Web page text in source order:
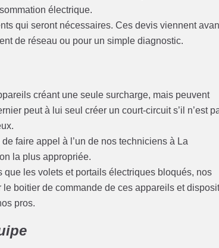
électrique.
qui seront nécessaires. Ces devis viennent
de réseau ou pour un simple diagnostic.
créant une seule surcharge, mais peuvent
peut à lui seul créer un court-circuit s’il n’est
faire appel à l’un de nos techniciens à La
la plus appropriée.
les volets et portails électriques bloqués, nos
boitier de commande de ces appareils et
pros.